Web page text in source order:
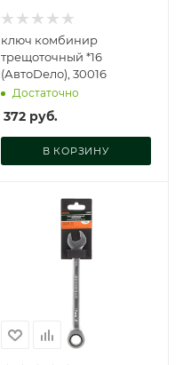
ключ комбинир
трещоточный *16
(АвтоDело), 30016
Достаточно
372руб.
В КОРЗИНУ